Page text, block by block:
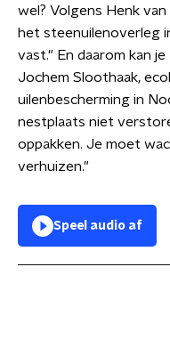
wel? Volgens Henk
het steenuilenoverleg
vast." En daarom kan
Jochem Sloothaak,
uilenbescherming in
nestplaats niet
oppakken. Je moet
verhuizen."
Speel audio af